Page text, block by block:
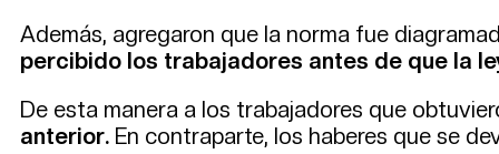
Además, agregaron que la norma fue
percibido los trabajadores antes de que la
De esta manera a los trabajadores que
anterior. En contraparte, los haberes que se